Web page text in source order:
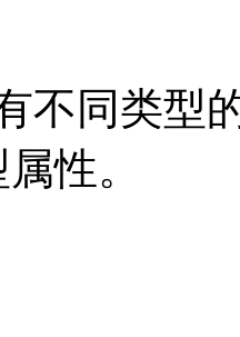
不同类型
性。